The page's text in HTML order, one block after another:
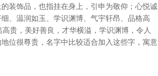
装饰品，也指挂在身上，引申为敬仰；心悦诚
、温润如玉、学识渊博、气宇轩昂、品格高
贵，美好善良，才华横溢，学识渊博，令人
位很尊贵，名字中比较适合加入这些字，寓意